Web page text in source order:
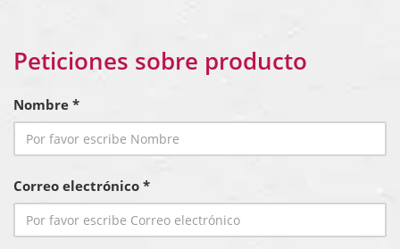
Peticiones sobre producto
Nombre *
Correo electrónico *